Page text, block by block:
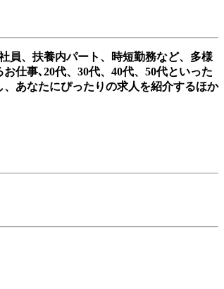
員、扶養内パート、時短勤務など、多様
仕事､20代、30代、40代、50代といった
あなたにぴったりの求人を紹介するほか